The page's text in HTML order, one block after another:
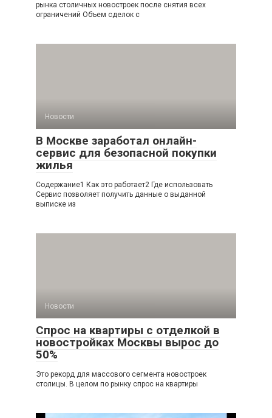
рынка столичных новостроек после снятия всех
ограничений Объем сделок с
Новости
В Москве заработал онлайн-
сервис для безопасной покупки
жилья
Содержание1 Как это работает2 Где использовать
Сервис позволяет получить данные о выданной
выписке из
Новости
Спрос на квартиры с отделкой в
новостройках Москвы вырос до
50%
Это рекорд для массового сегмента новостроек
столицы. В целом по рынку спрос на квартиры